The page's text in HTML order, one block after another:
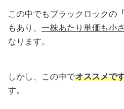
この中でもブラックロックの
もあり、 一株あたり単価も小
なります。
しかし、この中でオススメで
す。